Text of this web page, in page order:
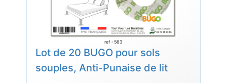
ref : 563
Lot de 20 BUGO pour sols
souples, Anti-Punaise de lit